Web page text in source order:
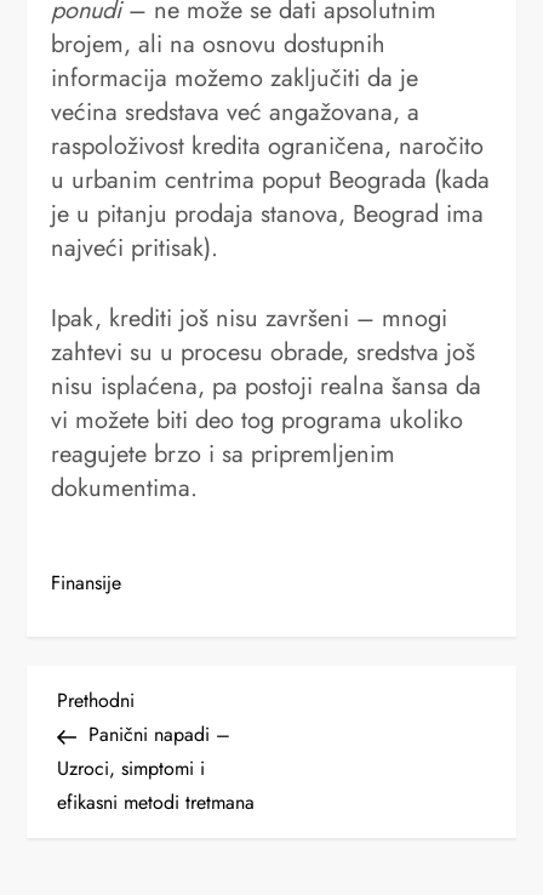
ponudi– ne može se dati apsolutnim
brojem, ali na osnovu dostupnih
informacija možemo zaključiti da je
većina sredstava već angažovana, a
raspoloživost kredita ograničena, naročito
u urbanim centrima poput Beograda (kada
je u pitanju prodaja stanova, Beograd ima
najveći pritisak).
Ipak, krediti još nisu završeni – mnogi
zahtevi su u procesu obrade, sredstva još
nisu isplaćena, pa postoji realna šansa da
vi možete biti deo tog programa ukoliko
reagujete brzo i sa pripremljenim
dokumentima.
Finansije
K
r
e
Previous
Post
Prethodni
Panični napadi –
Uzroci, simptomi i
efikasni metodi tretmana